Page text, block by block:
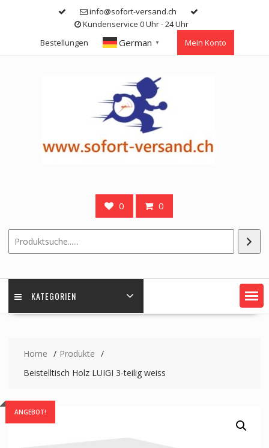
info@sofort-versand.ch
Kundenservice 0 Uhr - 24 Uhr
Bestellungen
German ▼ Mein Konto
0 0
KATEGORIEN
Home
Produkte
Beistelltisch Holz LUIGI 3-teilig weiss
ANGEBOT!